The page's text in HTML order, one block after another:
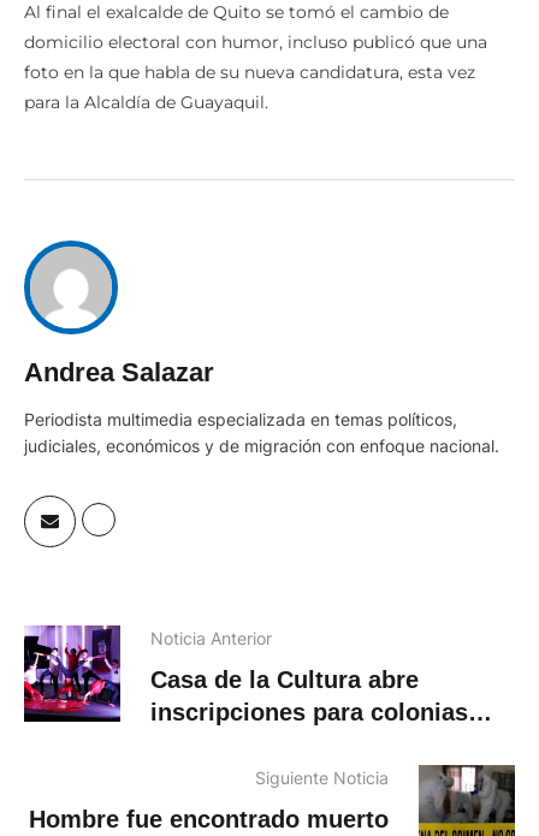
Al final el exalcalde de Quito se tomó el cambio de
domicilio electoral con humor, incluso publicó que una
foto en la que habla de su nueva candidatura, esta vez
para la Alcaldía de Guayaquil.
Andrea Salazar
Periodista multimedia especializada en temas políticos,
judiciales, económicos y de migración con enfoque nacional.
Noticia Anterior
Casa de la Cultura abre
inscripciones para colonias
Siguiente Noticia
Hombre fue encontrado muerto